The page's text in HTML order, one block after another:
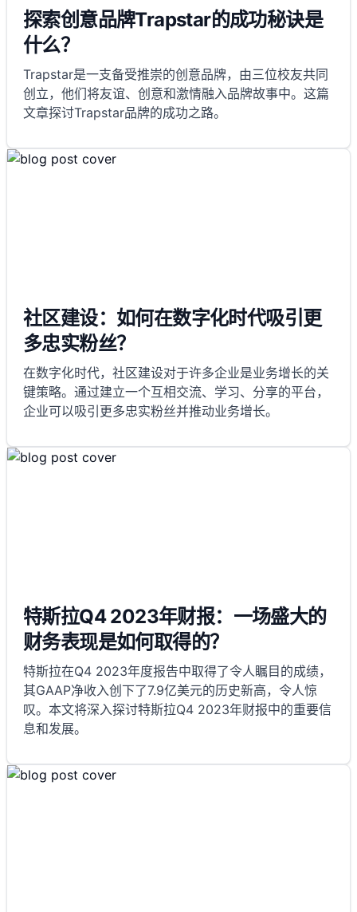
探索创意品牌Trapstar的成功秘诀是
什么？
Trapstar是一支备受推崇的创意品牌，由三位校友共同
创立，他们将友谊、创意和激情融入品牌故事中。这篇
文章探讨Trapstar品牌的成功之路。
社区建设：如何在数字化时代吸引更
多忠实粉丝？
在数字化时代，社区建设对于许多企业是业务增长的关
键策略。通过建立一个互相交流、学习、分享的平台，
企业可以吸引更多忠实粉丝并推动业务增长。
特斯拉Q4 2023年财报：一场盛大的
财务表现是如何取得的？
特斯拉在Q4 2023年度报告中取得了令人瞩目的成绩，
其GAAP净收入创下了7.9亿美元的历史新高，令人惊
叹。本文将深入探讨特斯拉Q4 2023年财报中的重要信
息和发展。